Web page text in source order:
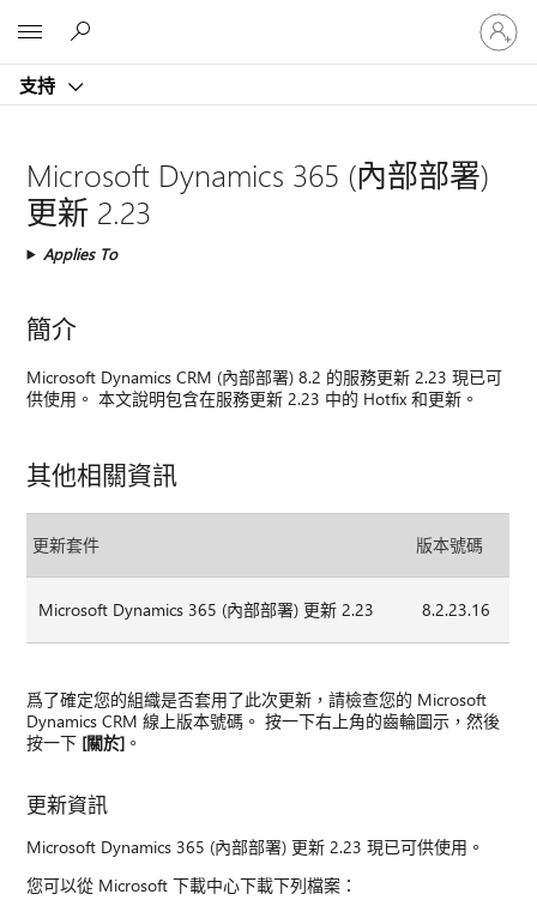
支持
登
入
您
Microsoft Dynamics 365 (內部部署)
更新 2.23
Applies To
簡介
Microsoft Dynamics CRM (內部部署) 8.2 的服務更新 2.23 現已可
供使用。 本文說明包含在服務更新 2.23 中的 Hotfix 和更新。
其他相關資訊
更新套件 版本號碼
Microsoft Dynamics 365 (內部部署) 更新 2.23 8.2.23.16
爲了確定您的組織是否套用了此次更新，請檢查您的 Microsoft
Dynamics CRM 線上版本號碼。 按一下右上角的齒輪圖示，然後
按一下 [關於] 。
更新資訊
Microsoft Dynamics 365 (內部部署) 更新 2.23 現已可供使用。
您可以從 Microsoft 下載中心下載下列檔案：